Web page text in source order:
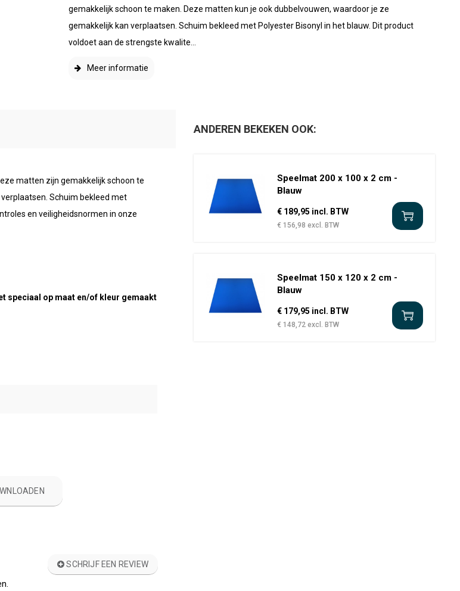
gemakkelijk schoon te maken. Deze matten kun je ook dubbelvouwen, waardoor je ze
gemakkelijk kan verplaatsen. Schuim bekleed met Polyester Bisonyl in het blauw. Dit product
voldoet aan de strengste kwalite...
Meer informatie
matten zijn gemakkelijk schoon te
Schuim bekleed met
en veiligheidsnormen in onze
speciaal op maat en/of kleur gemaakt
SCHRIJF EEN REVIEW
ANDEREN BEKEKEN OOK:
Speelmat 200 x 100 x 2 cm -
Blauw
€ 189,95 incl. BTW
€ 156,98 excl. BTW
Speelmat 150 x 120 x 2 cm -
Blauw
€ 179,95 incl. BTW
€ 148,72 excl. BTW